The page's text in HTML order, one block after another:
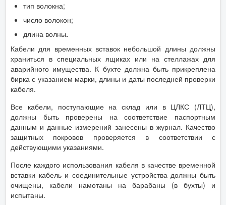
тип волокна;
число волокон;
длина волны.
Кабели для временных вставок небольшой длины должны
храниться в специальных ящиках или на стеллажах для
аварийного имущества. К бухте должна быть прикреплена
бирка с указанием марки, длины и даты последней проверки
кабеля.
Все кабели, поступающие на склад или в ЦЛКС (ЛТЦ),
должны быть проверены на соответствие паспортным
данным и данные измерений занесены в журнал. Качество
защитных покровов проверяется в соответствии с
действующими указаниями.
После каждого использования кабеля в качестве временной
вставки кабель и соединительные устройства должны быть
очищены, кабели намотаны на барабаны (в бухты) и
испытаны.